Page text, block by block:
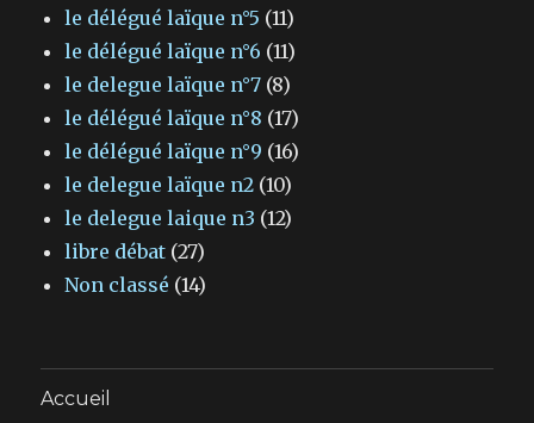
le délégué laïque n°5 (11)
le délégué laïque n°6 (11)
le delegue laïque n°7 (8)
le délégué laïque n°8 (17)
le délégué laïque n°9 (16)
le delegue laïque n2 (10)
le delegue laique n3 (12)
libre débat (27)
Non classé (14)
Accueil